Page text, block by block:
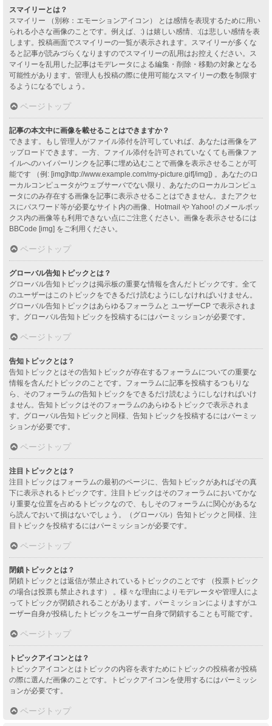
スマイリーとは？
スマイリー （別称：エモーションアイコン） とは感情を表現するために用い
られる小さな画像のことです。例えば、:) は嬉しい感情、:(は悲しい感情を表
します。投稿画面でスマイリーの一覧が表示されます。スマイリーが多くな
ると記事が読みづらくなりますのでスマイリーの乱用はお控えください。ス
マイリーを乱用した記事はモデレータによる編集・削除・移動の対象となる
可能性があります。管理人も投稿の際に使用可能なスマイリーの数を制限す
るようになるでしょう。
ページトップ
記事の本文中に画像を載せることはできますか？
できます。もし管理人がファイル添付を許可していれば、あなたは画像をア
ップロードできます。一方、ファイル添付を許可されていなくても画像ファ
イルへのハイパーリンクを記事に埋め込むことで画像を表示させることが可
能です （例: [img]http://www.example.com/my-picture.gif[/img]) 。あなたのロ
ーカルコンピュータがウェブサーバでない限り、あなたのローカルコンピュ
ータにのみ存在する画像を記事に表示させることはできません。またアクセ
スにパスワード等が必要なサイト内の画像、Hotmail や Yahoo! のメールボッ
クス内の画像等も利用できない点にご注意ください。画像を表示させるには
BBCode [img] をご利用ください。
ページトップ
グローバル告知トピックとは？
グローバル告知トピックは掲示板の重要な情報を含んだトピックです。全て
のユーザーはこのトピックをできるだけ読むようにしなければいけません。
グローバル告知トピックはあらゆるフォーラムと ユーザーCP で表示されま
す。グローバル告知トピックを投稿するにはパーミッションが必要です。
ページトップ
告知トピックとは？
告知トピックとはその告知トピックが存在するフォーラムについての重要な
情報を含んだトピックのことです。フォーラムに記事を投稿するつもりな
ら、そのフォーラムの告知トピックをできるだけ読むようにしなければいけ
ません。告知トピックはそのフォーラムのあらゆるトピックで表示されま
す。グローバル告知トピックと同様、告知トピックを投稿するにはパーミッ
ションが必要です。
ページトップ
注目トピックとは？
注目トピックはフォーラムの最初のページに、告知トピックがあればその真
下に表示されるトピックです。注目トピックはそのフォーラムにおいてかな
り重要な位置を占めるトピックなので、もしそのフォーラムに関心があるな
ら読んでおいて損はないでしょう。（グローバル）告知トピックと同様、注
目トピックを投稿するにはパーミッションが必要です。
ページトップ
閉鎖トピックとは？
閉鎖トピックとは返信が禁止されているトピックのことです （投票トピック
の場合は投票も禁止されます） 。様々な理由によりモデレータや管理人によ
ってトピックが閉鎖されることがあります。パーミッションによりますがユ
ーザー自身が投稿したトピックをユーザー自身で閉鎖することも可能です。
ページトップ
トピックアイコンとは？
トピックアイコンとはトピックの内容を表すためにトピックの投稿者が投稿
の際に選んだ画像のことです。トピックアイコンを使用するにはパーミッシ
ョンが必要です。
ページトップ